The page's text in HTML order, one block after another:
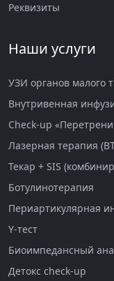
Реквизиты
Наши услуги
УЗИ органов малого
Внутривенная
Check-up
Лазерная терапия
Текар + SIS
Ботулинотерапия
Периартикулярная
Y-тест
Биоимпедансный
Детокс check-up